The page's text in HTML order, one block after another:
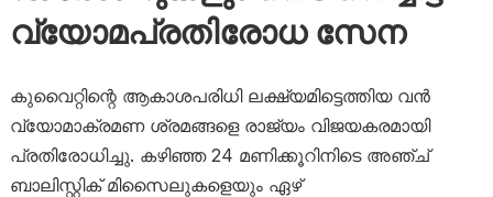
വ്യോമപ്രതിരോധ സേന
കുവൈറ്റിന്റെ ആകാശപരിധി ലക്ഷ്യമിട്ടെത്തിയ വൻ
വ്യോമാക്രമണ ശ്രമങ്ങളെ രാജ്യം വിജയകരമായി
പ്രതിരോധിച്ചു. കഴിഞ്ഞ 24 മണിക്കൂറിനിടെ അഞ്ച്
ബാലിസ്റ്റിക് മിസൈലുകളെയും ഏഴ്